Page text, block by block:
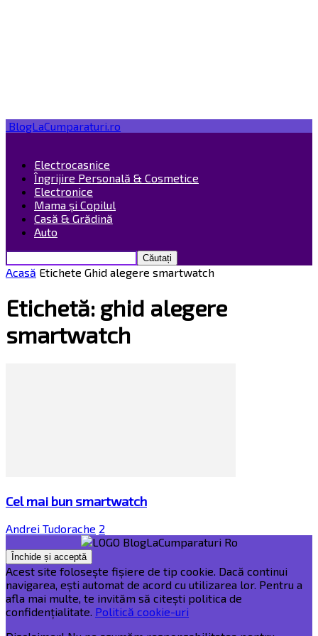
BlogLaCumparaturi.ro
Electrocasnice
Îngrijire Personală & Cosmetice
Electronice
Mama și Copilul
Casă & Grădină
Auto
Acasă Etichete Ghid alegere smartwatch
Etichetă: ghid alegere
smartwatch
Cel mai bun smartwatch
Andrei Tudorache 2
Acest site folosește fișiere de tip cookie. Dacă continui
navigarea, ești automat de acord cu utilizarea lor. Pentru a
afla mai multe, te invităm să citești politica de
confidențialitate. Politică cookie-uri